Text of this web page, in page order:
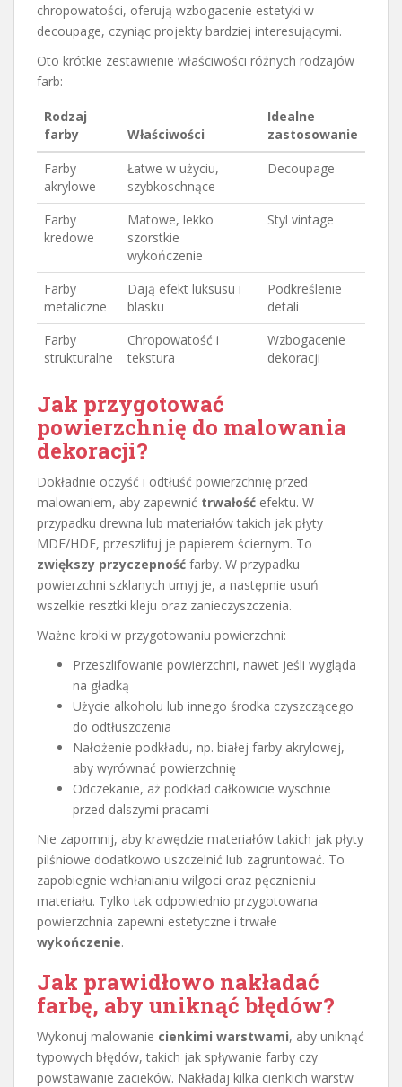
chropowatości, oferują wzbogacenie estetyki w
decoupage, czyniąc projekty bardziej interesującymi.
Oto krótkie zestawienie właściwości różnych rodzajów
farb:
Rodzaj
farby
Właściwości
Idealne
zastosowanie
Farby
akrylowe
Łatwe w użyciu,
szybkoschnące
Decoupage
Farby
kredowe
Matowe, lekko
szorstkie
wykończenie
Styl vintage
Farby
metaliczne
Dają efekt luksusu i
blasku
Podkreślenie
detali
Farby
strukturalne
Chropowatość i
tekstura
Wzbogacenie
dekoracji
Jak przygotować
powierzchnię do malowania
dekoracji?
Dokładnie oczyść i odtłuść powierzchnię przed
malowaniem, aby zapewnić trwałość efektu. W
przypadku drewna lub materiałów takich jak płyty
MDF/HDF, przeszlifuj je papierem ściernym. To
zwiększy przyczepność farby. W przypadku
powierzchni szklanych umyj je, a następnie usuń
wszelkie resztki kleju oraz zanieczyszczenia.
Ważne kroki w przygotowaniu powierzchni:
Przeszlifowanie powierzchni, nawet jeśli wygląda
na gładką
Użycie alkoholu lub innego środka czyszczącego
do odtłuszczenia
Nałożenie podkładu, np. białej farby akrylowej,
aby wyrównać powierzchnię
Odczekanie, aż podkład całkowicie wyschnie
przed dalszymi pracami
Nie zapomnij, aby krawędzie materiałów takich jak płyty
pilśniowe dodatkowo uszczelnić lub zagruntować. To
zapobiegnie wchłanianiu wilgoci oraz pęcznieniu
materiału. Tylko tak odpowiednio przygotowana
powierzchnia zapewni estetyczne i trwałe
wykończenie.
Jak prawidłowo nakładać
farbę, aby uniknąć błędów?
Wykonuj malowanie cienkimi warstwami, aby uniknąć
typowych błędów, takich jak spływanie farby czy
powstawanie zacieków. Nakładaj kilka cienkich warstw